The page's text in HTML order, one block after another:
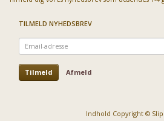
TILMELD NYHEDSBREV
Email-
adresse
Tilmeld Afmeld
Indhold Copyright ©